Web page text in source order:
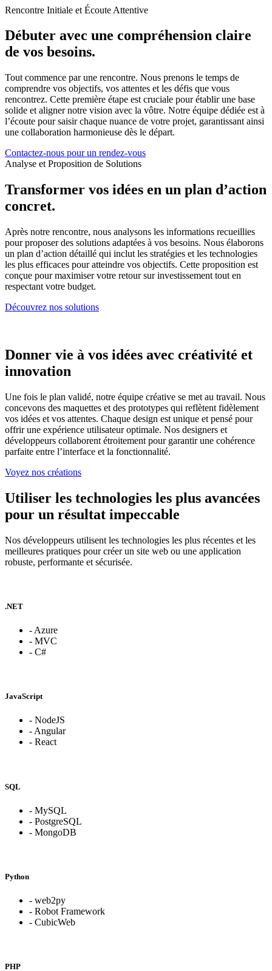
Rencontre Initiale et Écoute Attentive
Débuter avec une compréhension claire
de vos besoins.
Tout commence par une rencontre. Nous prenons le temps de
comprendre vos objectifs, vos attentes et les défis que vous
rencontrez. Cette première étape est cruciale pour établir une base
solide et aligner notre vision avec la vôtre. Notre équipe dédiée est à
l’écoute pour saisir chaque nuance de votre projet, garantissant ainsi
une collaboration harmonieuse dès le départ.
Contactez-nous pour un rendez-vous
Analyse et Proposition de Solutions
Transformer vos idées en un plan d’action
concret.
Après notre rencontre, nous analysons les informations recueillies
pour proposer des solutions adaptées à vos besoins. Nous élaborons
un plan d’action détaillé qui inclut les stratégies et les technologies
les plus efficaces pour atteindre vos objectifs. Cette proposition est
conçue pour maximiser votre retour sur investissement tout en
respectant votre budget.
Découvrez nos solutions
Donner vie à vos idées avec créativité et
innovation
Une fois le plan validé, notre équipe créative se met au travail. Nous
concevons des maquettes et des prototypes qui reflètent fidèlement
vos idées et vos attentes. Chaque design est unique et pensé pour
offrir une expérience utilisateur optimale. Nos designers et
développeurs collaborent étroitement pour garantir une cohérence
parfaite entre l’interface et la fonctionnalité.
Voyez nos créations
Utiliser les technologies les plus avancées
pour un résultat impeccable
Nos développeurs utilisent les technologies les plus récentes et les
meilleures pratiques pour créer un site web ou une application
robuste, performante et sécurisée.
.NET
- Azure
- MVC
- C#
JavaScript
- NodeJS
- Angular
- React
SQL
- MySQL
- PostgreSQL
- MongoDB
Python
- web2py
- Robot Framework
- CubicWeb
PHP